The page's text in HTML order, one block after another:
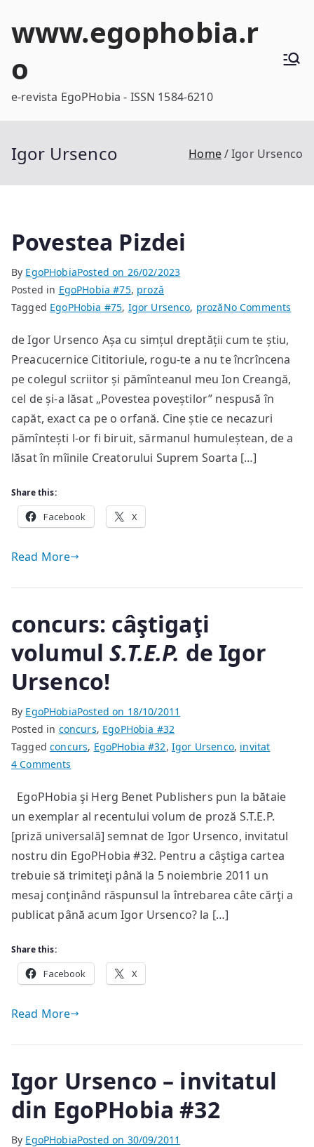
www.egophobia.r
o
e-revista EgoPHobia - ISSN 1584-6210
Igor Ursenco Home Igor Ursenco
Povestea Pizdei
By EgoPHobiaPosted on 26/02/2023
Posted in EgoPHobia #75, proză
Tagged EgoPHobia #75, Igor Ursenco, prozăNo Comments
de Igor Ursenco Așa cu simțul dreptății cum te știu,
Preacucernice Cititoriule, rogu-te a nu te încrîncena
pe colegul scriitor și pămînteanul meu Ion Creangă,
cel de și-a lăsat „Povestea poveștilor” nespusă în
capăt, exact ca pe o orfană. Cine știe ce necazuri
pămîntești l-or fi biruit, sărmanul humuleștean, de a
lăsat în mîinile Creatorului Suprem Soarta […]
Share this:
Facebook X
Read More
concurs: câştigaţi
volumulS.T.E.P. de Igor
Ursenco!
By EgoPHobiaPosted on 18/10/2011
Posted in concurs, EgoPHobia #32
Taggedconcurs, EgoPHobia #32, Igor Ursenco, invitat
4 Comments
câştigaţi
volumul
S.T.E.P.
de
Igor
Ursenco!
EgoPHobia şi Herg Benet Publishers pun la bătaie
un exemplar al recentului volum de proză S.T.E.P.
[priză universală] semnat de Igor Ursenco, invitatul
nostru din EgoPHobia #32. Pentru a câştiga cartea
trebuie să trimiteţi până la 5 noiembrie 2011 un
mesaj conţinând răspunsul la întrebarea câte cărţi a
publicat până acum Igor Ursenco? la […]
Share this:
Facebook X
Read More
Igor Ursenco – invitatul
din EgoPHobia #32
By EgoPHobiaPosted on 30/09/2011